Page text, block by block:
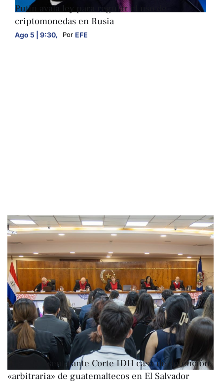
Putin avala ley para regular el uso de
criptomonedas en Rusia
Ago 5 | 9:30, Por EFE
NACIONALES
CIDH presenta ante Corte IDH caso de detención
«arbitraria» de guatemaltecos en El Salvador